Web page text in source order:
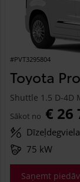
#PVT3295804
Toyota
Shuttle 1.5 D-4D
Sākot no € 26
Dīzeļdegviela
75 kW
Saņemt